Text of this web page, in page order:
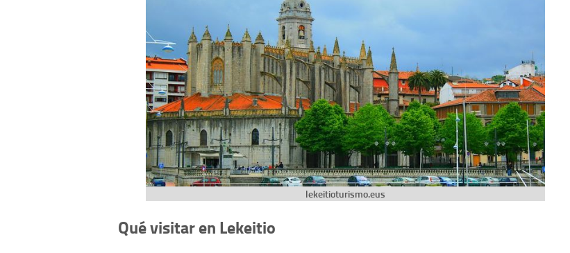
lekeitioturismo.eus
Qué visitar en Lekeitio